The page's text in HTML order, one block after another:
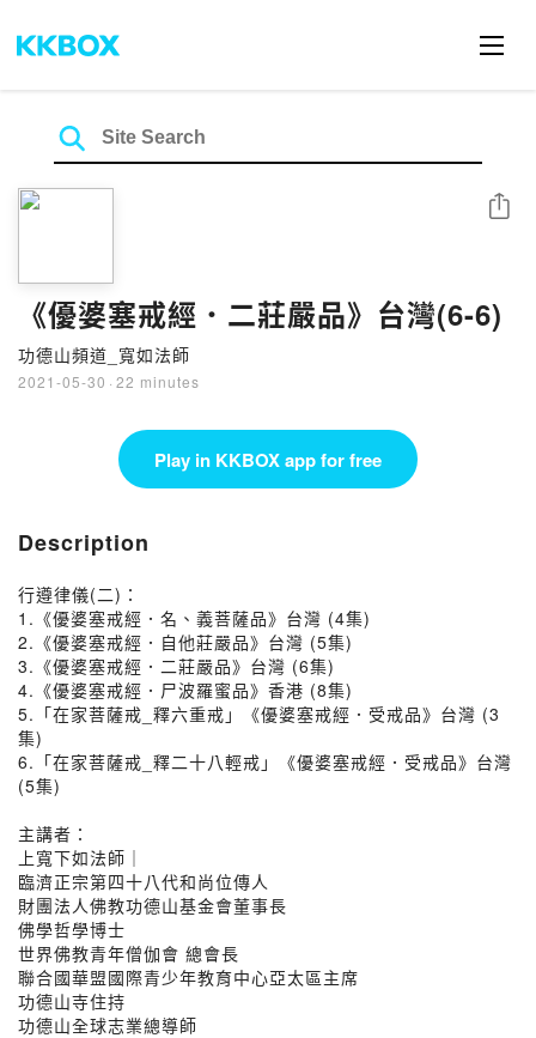
《優婆塞戒經．二莊嚴品》台灣(6-6)
功德山頻道_寬如法師
2021-05-30 · 22 minutes
Share
Play in KKBOX app for free
Description
行遵律儀(二)：
1.《優婆塞戒經．名、義菩薩品》台灣 (4集)
2.《優婆塞戒經．自他莊嚴品》台灣 (5集)
3.《優婆塞戒經．二莊嚴品》台灣 (6集)
4.《優婆塞戒經．尸波羅蜜品》香港 (8集)
5.「在家菩薩戒_釋六重戒」《優婆塞戒經．受戒品》台灣 (3
集)
6.「在家菩薩戒_釋二十八輕戒」《優婆塞戒經．受戒品》台灣
(5集)
主講者：
上寬下如法師｜
臨濟正宗第四十八代和尚位傳人
財團法人佛教功德山基金會董事長
佛學哲學博士
世界佛教青年僧伽會 總會長
聯合國華盟國際青少年教育中心亞太區主席
功德山寺住持
功德山全球志業總導師